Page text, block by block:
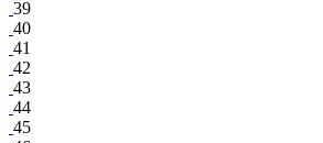
39
40
41
42
43
44
45